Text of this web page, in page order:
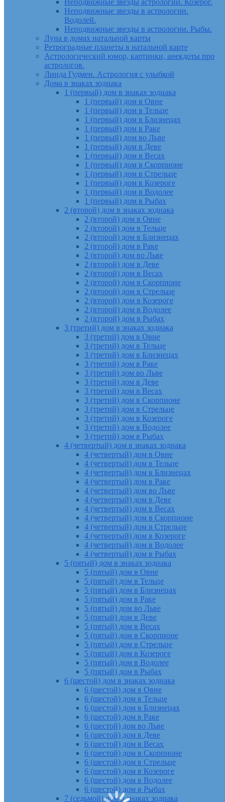
Неподвижные звезды астрологии. Козерог.
Неподвижные звезды в астрологии.
Водолей.
Неподвижные звезды в астрологии. Рыбы.
Луна в домах натальной карты
Ретроградные планеты в натальной карте
Астрологический юмор, картинки, анекдоты про
астрологов.
Линда Гудмен. Астрология с улыбкой
Дома в знаках зодиака
1 (первый) дом в знаках зодиака
1 (первый) дом в Овне
1 (первый) дом в Тельце
1 (первый) дом в Близнецах
1 (первый) дом в Раке
1 (первый) дом во Льве
1 (первый) дом в Деве
1 (первый) дом в Весах
1 (первый) дом в Скорпионе
1 (первый) дом в Стрельце
1 (первый) дом в Козероге
1 (первый) дом в Водолее
1 (первый) дом в Рыбах
2 (второй) дом в знаках зодиака
2 (второй) дом в Овне
2 (второй) дом в Тельце
2 (второй) дом в Близнецах
2 (второй) дом в Раке
2 (второй) дом во Льве
2 (второй) дом в Деве
2 (второй) дом в Весах
2 (второй) дом в Скорпионе
2 (второй) дом в Стрельце
2 (второй) дом в Козероге
2 (второй) дом в Водолее
2 (второй) дом в Рыбах
3 (третий) дом в знаках зодиака
3 (третий) дом в Овне
3 (третий) дом в Тельце
3 (третий) дом в Близнецах
3 (третий) дом в Раке
3 (третий) дом во Льве
3 (третий) дом в Деве
3 (третий) дом в Весах
3 (третий) дом в Скорпионе
3 (третий) дом в Стрельце
3 (третий) дом в Козероге
3 (третий) дом в Водолее
3 (третий) дом в Рыбах
4 (четвертый) дом в знаках зодиака
4 (четвертый) дом в Овне
4 (четвертый) дом в Тельце
4 (четвертый) дом в Близнецах
4 (четвертый) дом в Раке
4 (четвертый) дом во Льве
4 (четвертый) дом в Деве
4 (четвертый) дом в Весах
4 (четвертый) дом в Скорпионе
4 (четвертый) дом в Стрельце
4 (четвертый) дом в Козероге
4 (четвертый) дом в Водолее
4 (четвертый) дом в Рыбах
5 (пятый) дом в знаках зодиака
5 (пятый) дом в Овне
5 (пятый) дом в Тельце
5 (пятый) дом в Близнецах
5 (пятый) дом в Раке
5 (пятый) дом во Льве
5 (пятый) дом в Деве
5 (пятый) дом в Весах
5 (пятый) дом в Скорпионе
5 (пятый) дом в Стрельце
5 (пятый) дом в Козероге
5 (пятый) дом в Водолее
5 (пятый) дом в Рыбах
6 (шестой) дом в знаках зодиака
6 (шестой) дом в Овне
6 (шестой) дом в Тельце
6 (шестой) дом в Близнецах
6 (шестой) дом в Раке
6 (шестой) дом во Льве
6 (шестой) дом в Деве
6 (шестой) дом в Весах
6 (шестой) дом в Скорпионе
6 (шестой) дом в Стрельце
6 (шестой) дом в Козероге
6 (шестой) дом в Водолее
6 (шестой) дом в Рыбах
7 (седьмой) дом в знаках зодиака